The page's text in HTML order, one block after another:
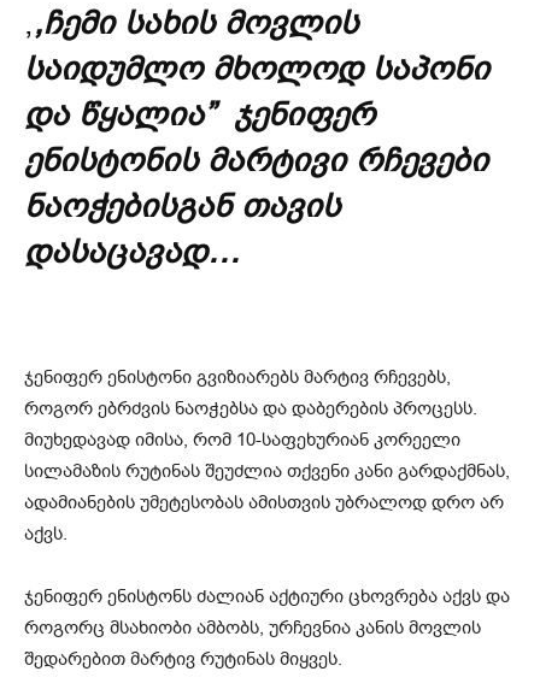
,,ჩემი სახის მოვლის
საიდუმლო მხოლოდ საპონი
და წყალია” ჯენიფერ
ენისტონის მარტივი რჩევები
ნაოჭებისგან თავის
დასაცავად…
ჯენიფერ ენისტონი გვიზიარებს მარტივ რჩევებს,
როგორ ებრძვის ნაოჭებსა და დაბერების პროცესს.
მიუხედავად იმისა, რომ 10-საფეხურიან კორეელი
სილამაზის რუტინას შეუძლია თქვენი კანი გარდაქმნას,
ადამიანების უმეტესობას ამისთვის უბრალოდ დრო არ
აქვს.
ჯენიფერ ენისტონს ძალიან აქტიური ცხოვრება აქვს და
როგორც მსახიობი ამბობს, ურჩევნია კანის მოვლის
შედარებით მარტივ რუტინას მიყვეს.